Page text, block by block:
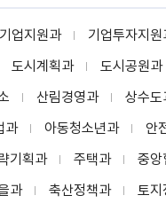
기업지원과 기업투자지원
도시계획과 도시공원과
산림경영과
상수도
과 아동청소년과
안
기획과 주택과
중앙
과 축산정책과
토지